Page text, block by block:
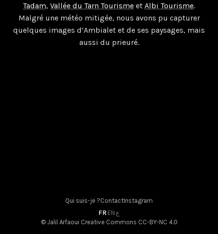
Sortie photo à Ambialet organisée par Albi Tadam,
Vallée du Tarn Tourisme et Albi Tourisme
Tadam, Vallée du Tarn Tourisme et Albi Tourisme.
Malgré une météo mitigée, nous avons pu capturer
quelques images d’Ambialet et de ses paysages, mais
aussi du prieuré.
Qui suis-je ?ContactInstagram
FR·EN·ع
© Jalil Arfaoui Creative Commons CC-BY-NC 4.0